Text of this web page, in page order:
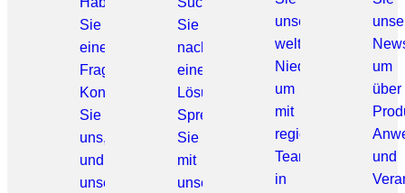
Sie
eine
Frage?
Kontaktieren
Sie
uns,
und
unser
Sie
nach
einer
Lösung?
Sprechen
Sie
mit
unserem
unsere
weltweiten
Niederlassungen,
um
mit
regionalen
Teams
in
um
über
und